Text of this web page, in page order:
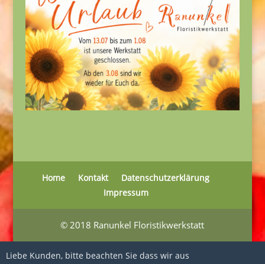
Home Kontakt
Datenschutzerklärung
Impressum
© 2018 Ranunkel Floristikwerkstatt
Liebe Kunden, bitte beachten Sie dass wir aus